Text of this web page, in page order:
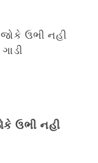
ઉભી નહી